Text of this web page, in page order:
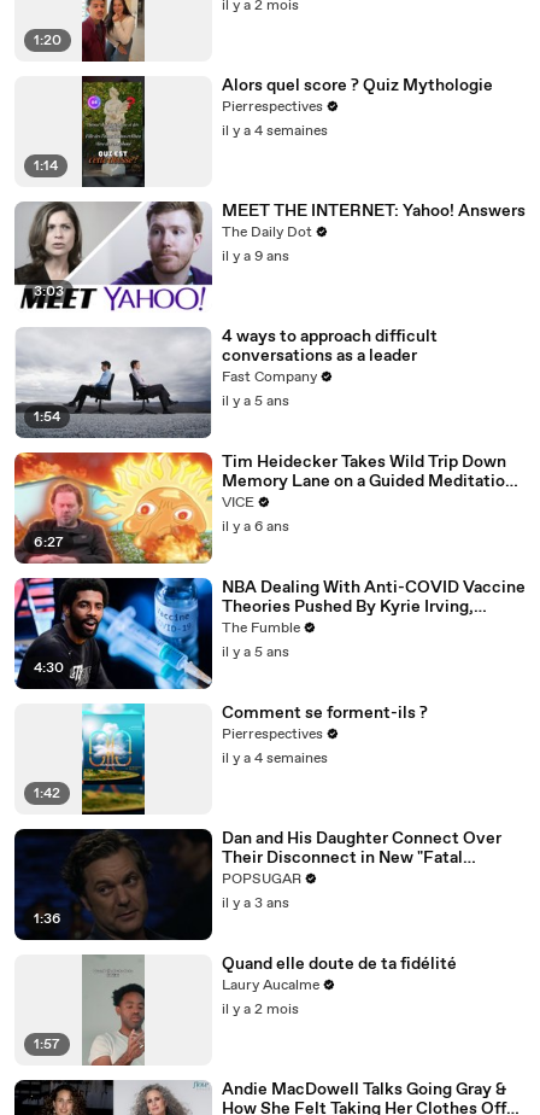
1:20
il y a 2 mois
1:14
Alors quel score ? Quiz Mythologie
Pierrespectives
il y a 4 semaines
3:03
MEET THE INTERNET: Yahoo! Answers
The Daily Dot
il y a 9 ans
1:54
4 ways to approach difficult
conversations as a leader
Fast Company
il y a 5 ans
6:27
Tim Heidecker Takes Wild Trip Down
Memory Lane on a Guided Meditation |
Inside My Mind
VICE
il y a 6 ans
4:30
NBA Dealing With Anti-COVID Vaccine
Theories Pushed By Kyrie Irving,
Jonathan Isaac & More
The Fumble
il y a 5 ans
1:42
Comment se forment-ils ?
Pierrespectives
il y a 4 semaines
1:36
Dan and His Daughter Connect Over
Their Disconnect in New "Fatal
Attraction" Exclusive Clip
POPSUGAR
il y a 3 ans
1:57
Quand elle doute de ta fidélité
Laury Aucalme
il y a 2 mois
Andie MacDowell Talks Going Gray &
How She Felt Taking Her Clothes Off